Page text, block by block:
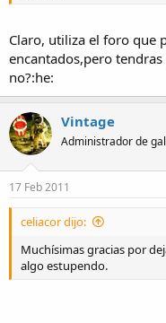
Claro, utiliza el foro que
encantados,pero
no?:he:
Vintage
Administrador de
17 Feb 2011
celiacor dijo:
Muchísimas gracias por
algo estupendo.